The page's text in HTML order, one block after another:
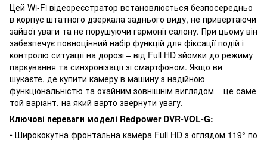
Цей Wi-Fi відеореєстратор встановлюється безпосередньо
в корпус штатного дзеркала заднього виду, не привертаючи
зайвої уваги та не порушуючи гармонії салону. При цьому він
забезпечує повноцінний набір функцій для фіксації подій і
контролю ситуації на дорозі – від Full HD зйомки до режиму
паркування та синхронізації зі смартфоном. Якщо ви
шукаєте, де купити камеру в машину з надійною
функціональністю та охайним зовнішнім виглядом – це саме
той варіант, на який варто звернути увагу.
Ключові переваги моделі Redpower DVR-VOL-G:
• Ширококутна фронтальна камера Full HD з оглядом 119° по